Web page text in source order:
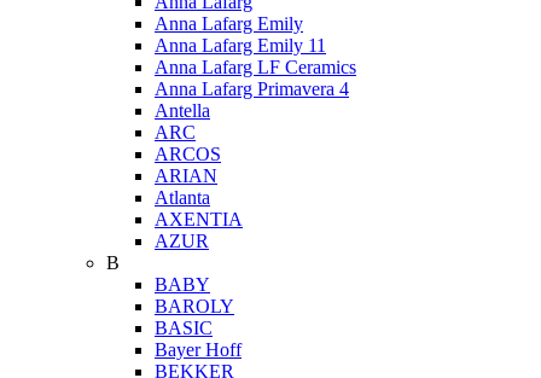
Anna Lafarg Emily
Anna Lafarg Emily 11
Anna Lafarg LF Ceramics
Anna Lafarg Primavera 4
Antella
ARC
ARCOS
ARIAN
Atlanta
AXENTIA
AZUR
B
BABY
BAROLY
BASIC
Bayer Hoff
BEKKER